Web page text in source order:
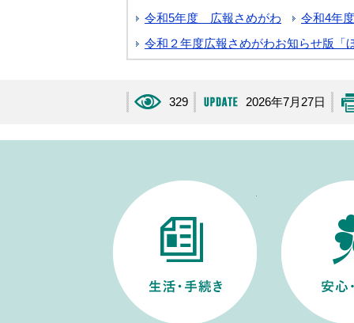
令和5年度 広報さめがわ
令和4年
令和２年度広報さめがわお知らせ版「
329 2026年7月27日
生活・手続き